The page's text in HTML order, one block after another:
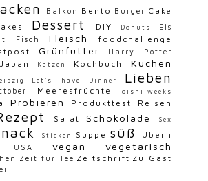
Balkon Bento Burger Cake
Dessert DIY Donuts
Eis
Fisch Fleisch
foodchallenge
Grünfutter Harry Potter
Japan Katzen Kochbuch Kuchen
Let's have Dinner Lieben
Meeresfrüchte oishiiweeks
Probieren Produkttest Reisen
Salat Schokolade Sex
Sticken Suppe süß
Übern
USA vegan vegetarisch
Zeit für Tee Zeitschrift Zu Gast